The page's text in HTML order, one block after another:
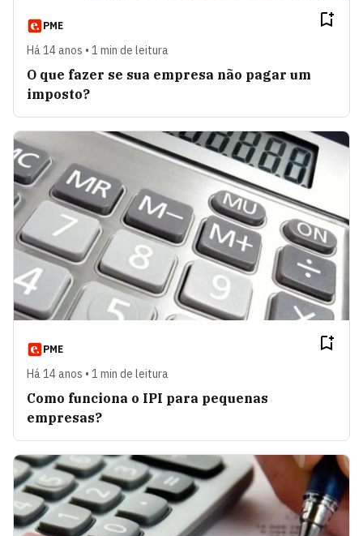
PME
Há 14 anos • 1 min de leitura
O que fazer se sua empresa não pagar um
imposto?
PME
Há 14 anos • 1 min de leitura
Como funciona o IPI para pequenas
empresas?